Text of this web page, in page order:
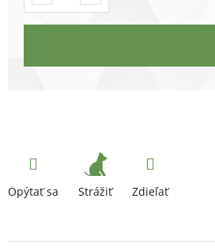
Opýtať sa Strážiť Zdieľať